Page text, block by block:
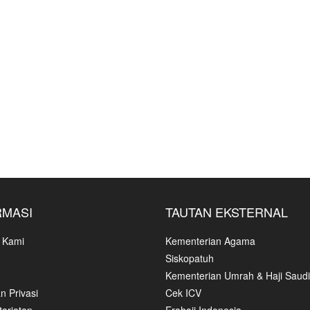
Privasi
TAUTAN EKSTERNAL
Kementerian Agama
Siskopatuh
Kementerian Umrah & Haji Saudi
Cek ICV